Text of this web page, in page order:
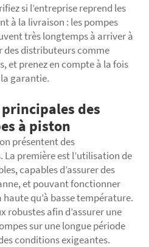
si l’entreprise reprend les
à la livraison : les pompes
très longtemps à arriver à
des distributeurs comme
et prenez en compte à la fois
garantie.
des
à piston
présentent des
première est l’utilisation de
capables d’assurer des
et pouvant fonctionner
qu’à basse température.
robustes afin d’assurer une
sur une longue période
conditions exigeantes.